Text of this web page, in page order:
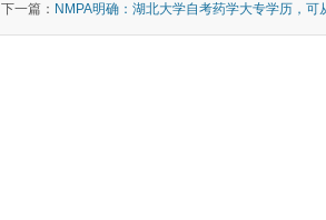
下一篇： NMPA明确：湖北大学自考药学大专学历，可